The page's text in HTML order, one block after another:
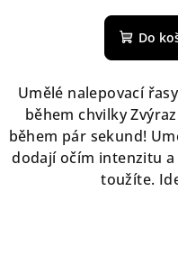
Do
Umělé nalepovací
během chvilky
během pár sekund!
dodají očím intenzitu
toužíte.